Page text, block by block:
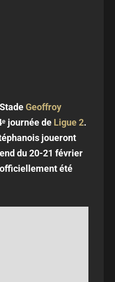
StadeGeoffroy
journée de Ligue 2.
joueront
du 20-21 février
été